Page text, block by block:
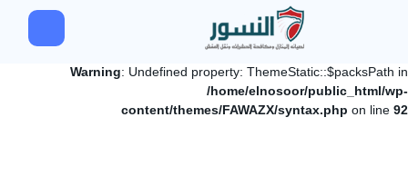
Warning: Undefined property: ThemeStatic::$packsPath in
/home/elnosoor/public_html/wp-
content/themes/FAWAZX/syntax.php on line 92